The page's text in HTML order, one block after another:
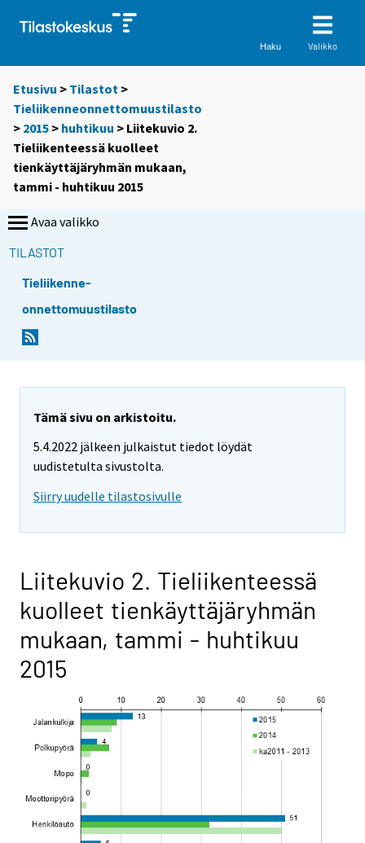
Haku Valikko
Etusivu > Tilastot >
Tieliikenneonnettomuustilasto
> 2015 > huhtikuu > Liitekuvio 2.
Tieliikenteessä kuolleet
tienkäyttäjäryhmän mukaan,
tammi - huhtikuu 2015
Avaa valikko
TILASTOT
Tieliikenne-
onnettomuustilasto
Tämä sivu on arkistoitu.
5.4.2022 jälkeen julkaistut tiedot löydät
uudistetulta sivustolta.
Siirry uudelle tilastosivulle
Liitekuvio 2. Tieliikenteessä
kuolleet tienkäyttäjäryhmän
mukaan, tammi - huhtikuu
2015